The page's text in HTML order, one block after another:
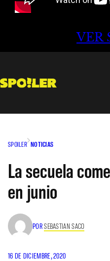
VER
SPOILER NOTICIAS
La secuela
en junio
PORSEBASTIAN SACO
16 DE DICIEMBRE, 2020